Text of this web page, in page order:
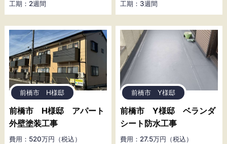
工期：2週間
工期：3週間
前橋市 H様邸
前橋市 H様邸 アパート
外壁塗装工事
費用：520万円（税込）
前橋市 Y様邸
前橋市 Y様邸 ベランダ
シート防水工事
費用：27.5万円（税込）